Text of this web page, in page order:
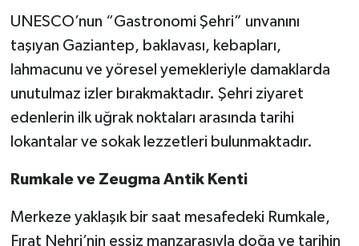
UNESCO’nun “Gastronomi Şehri” unvanını
taşıyan Gaziantep, baklavası, kebapları,
lahmacunu ve yöresel yemekleriyle damaklarda
unutulmaz izler bırakmaktadır. Şehri ziyaret
edenlerin ilk uğrak noktaları arasında tarihi
lokantalar ve sokak lezzetleri bulunmaktadır.
Rumkale ve Zeugma Antik Kenti
Merkeze yaklaşık bir saat mesafedeki Rumkale,
Fırat Nehri’nin eşsiz manzarasıyla doğa ve tarihin